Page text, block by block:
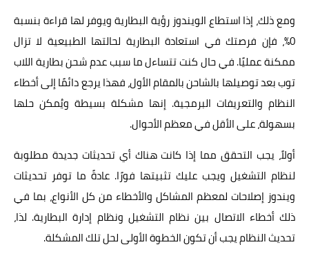
ومع ذلك، إذا استطاع الويندوز رؤية البطارية ويوفر لها قراءة بنسبة
0%، فإن فرصتك في استعادة البطارية لحالتها الطبيعية لا تزال
ممكنة عمليًا. في حال كنت تتساءل ما سبب عدم شحن بطارية اللاب
توب بعد توصيلها بالشاحن بالمقام الأول، فهذا يرجع دائمًا إلى أخطاء
النظام والتعريفات البرمجية. إنها مشكلة بسيطة ويُمكن حلها
بسهولة، على الأقل في معظم الأحوال.
أولاً، يجب التحقق مما إذا كانت هناك أي تحديثات جديدة مطلوبة
لنظام التشغيل ويجب عليك تثبيتها فورًا. عادةً ما توفر تحديثات
ويندوز إصلاحات لمعظم المشاكل والأخطاء من كل الأنواع، بما في
ذلك أخطاء الاتصال بين نظام التشغيل ونظام إدارة البطارية. لذا،
تحديث النظام يجب أن تكون الخطوة الأولى لحل تلك المشكلة.